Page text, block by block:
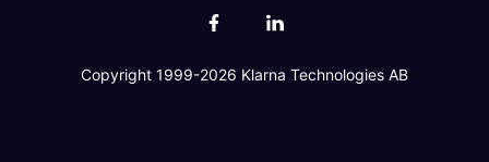
Copyright 1999-2026 Klarna Technologies AB